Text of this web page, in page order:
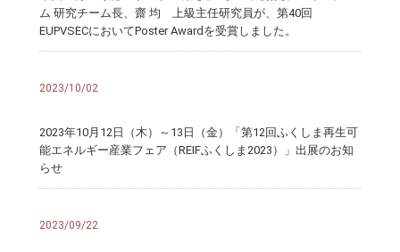
ム 研究チーム長、齋 均 上級主任研究員が、第40回
EUPVSECにおいてPoster Awardを受賞しました。
2023/10/02
2023年10月12日（木）～13日（金）「第12回ふくしま再生可
能エネルギー産業フェア（REIFふくしま2023）」出展のお知
らせ
2023/09/22